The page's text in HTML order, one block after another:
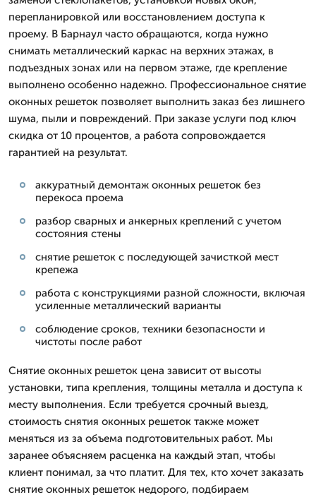
перепланировкой или восстановлением доступа к
проему. В Барнаул часто обращаются, когда нужно
снимать металлический каркас на верхних этажах, в
подъездных зонах или на первом этаже, где крепление
выполнено особенно надежно. Профессиональное снятие
оконных решеток позволяет выполнить заказ без лишнего
шума, пыли и повреждений. При заказе услуги под ключ
скидка от 10 процентов, а работа сопровождается
гарантией на результат.
аккуратный демонтаж оконных решеток без
перекоса проема
разбор сварных и анкерных креплений с учетом
состояния стены
снятие решеток с последующей зачисткой мест
крепежа
работа с конструкциями разной сложности, включая
усиленные металлический варианты
соблюдение сроков, техники безопасности и
чистоты после работ
Снятие оконных решеток цена зависит от высоты
установки, типа крепления, толщины металла и доступа к
месту выполнения. Если требуется срочный выезд,
стоимость снятия оконных решеток также может
меняться из за объема подготовительных работ. Мы
заранее объясняем расценка на каждый этап, чтобы
клиент понимал, за что платит. Для тех, кто хочет заказать
снятие оконных решеток недорого, подбираем